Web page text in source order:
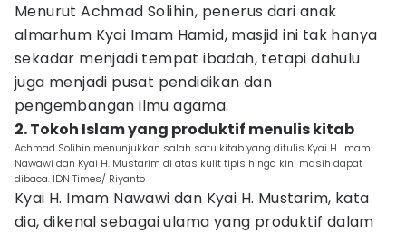
Menurut Achmad Solihin, penerus dari anak
almarhum Kyai Imam Hamid, masjid ini tak hanya
sekadar menjadi tempat ibadah, tetapi dahulu
juga menjadi pusat pendidikan dan
pengembangan ilmu agama.
2. Tokoh Islam yang produktif menulis kitab
Achmad Solihin menunjukkan salah satu kitab yang ditulis Kyai H. Imam
Nawawi dan Kyai H. Mustarim di atas kulit tipis hinga kini masih dapat
dibaca. IDN Times/ Riyanto
Kyai H. Imam Nawawi dan Kyai H. Mustarim, kata
dia, dikenal sebagai ulama yang produktif dalam